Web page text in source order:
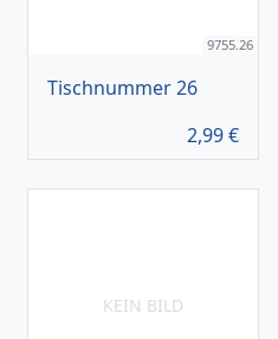
9755.26
Tischnummer 26
2,99€
KEIN BILD